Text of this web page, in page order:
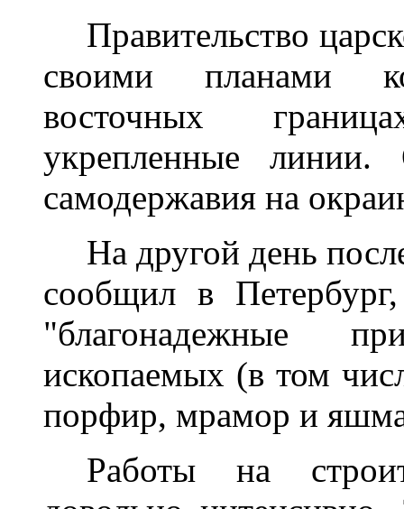
Правительство
своими планами
восточных
укрепленные линии.
самодержавия на
На другой день
сообщил в
"благонадежные
ископаемых (в том
порфир, мрамор и
Работы на